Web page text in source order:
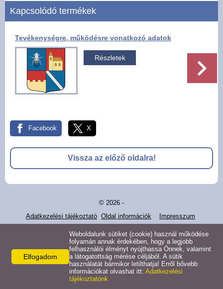
Közérdekű adatok -
Galéria
Pályázatok
Alsórajk
EFOP-1.5.2-16-2017-00008
Kapcsolódó termékek
Tevékenységre, működésre vonatkozó adatok
Részletek
Facebook X
Vissza az előző oldalra!
© 2026 -
Adatkezelési tájékoztató Oldal információk Impresszum
Elfogadom
Weboldalunk sütiket (cookie) használ működése
folyamán annak érdekében, hogy a legjobb
felhasználói élményt nyújthassa Önnek, valamint
a látogatottság mérése céljából. A sütik
használatát bármikor letilthatja! Erről bővebb
információkat olvashat itt: Adatkezelési
tájékoztatónk